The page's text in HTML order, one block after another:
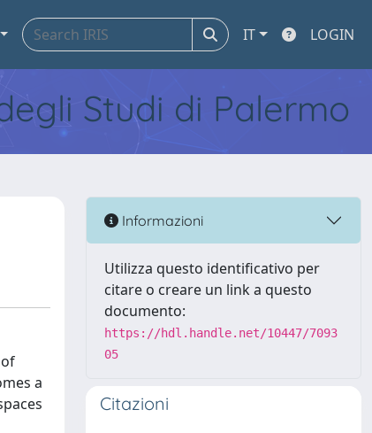
IT LOGIN
Studi di Palermo
a
Informazioni
Utilizza questo identificativo per
citare o creare un link a questo
documento:
https://hdl.handle.net/10447/7093
05
Citazioni